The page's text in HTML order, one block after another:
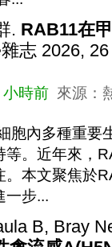
. RAB11在
志 2026,
小時前 來源：
胞內多種重要
。近年來，
本文聚焦於
一步...
B, Bray